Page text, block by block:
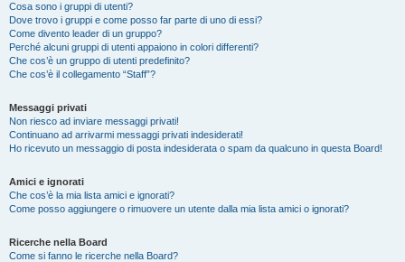
Cosa sono i gruppi di utenti?
Dove trovo i gruppi e come posso far parte di uno di essi?
Come divento leader di un gruppo?
Perché alcuni gruppi di utenti appaiono in colori differenti?
Che cos’è un gruppo di utenti predefinito?
Che cos’è il collegamento “Staff”?
Messaggi privati
Non riesco ad inviare messaggi privati!
Continuano ad arrivarmi messaggi privati indesiderati!
Ho ricevuto un messaggio di posta indesiderata o spam da qualcuno in questa Board!
Amici e ignorati
Che cos’è la mia lista amici e ignorati?
Come posso aggiungere o rimuovere un utente dalla mia lista amici o ignorati?
Ricerche nella Board
Come si fanno le ricerche nella Board?